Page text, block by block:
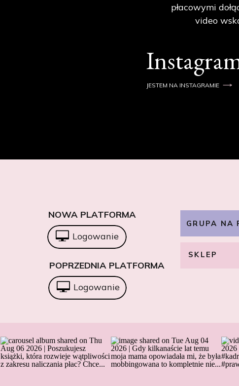
płacowymi
video
JESTEM NA INSTAGRAMIE
GRUPA NA
SKLEP
Logowanie
NOWA PLATFORMA
Logowanie
POPRZEDNIA PLATFORMA